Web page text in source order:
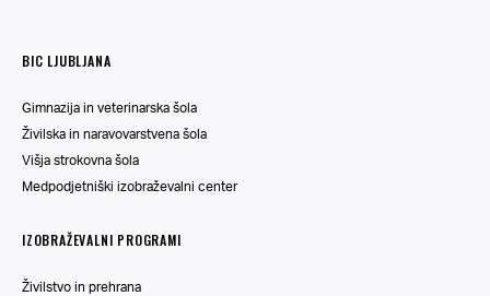
BIC LJUBLJANA
Gimnazija in veterinarska šola
Živilska in naravovarstvena šola
Višja strokovna šola
Medpodjetniški izobraževalni center
IZOBRAŽEVALNI PROGRAMI
Živilstvo in prehrana